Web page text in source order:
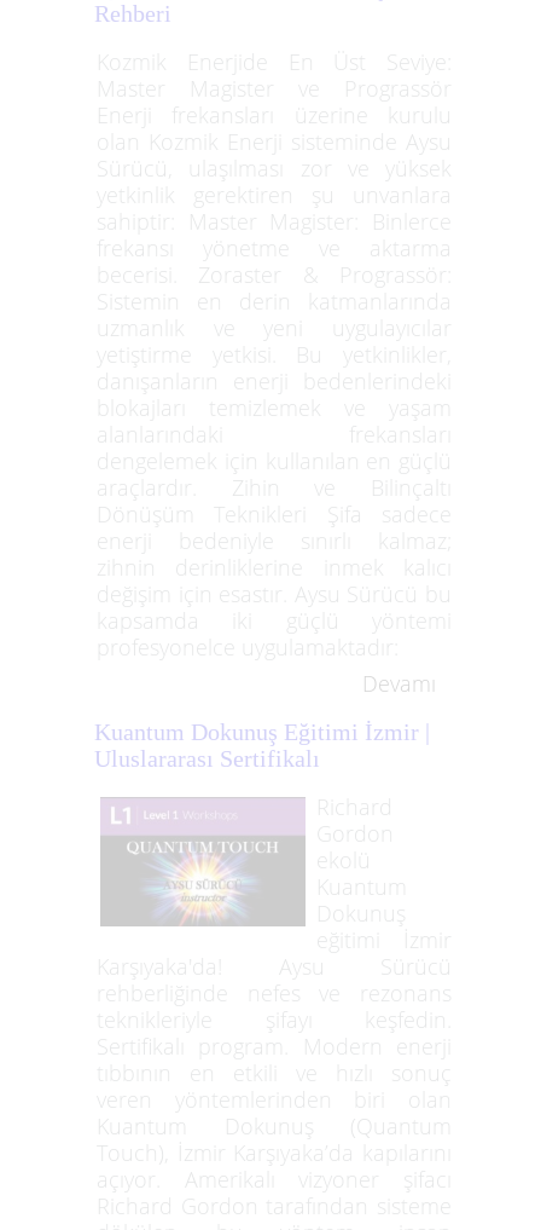
Rehberi
Kozmik Enerjide En Üst Seviye:
Master Magister ve Prograssör
Enerji frekansları üzerine kurulu
olan Kozmik Enerji sisteminde Aysu
Sürücü, ulaşılması zor ve yüksek
yetkinlik gerektiren şu unvanlara
sahiptir: Master Magister: Binlerce
frekansı yönetme ve aktarma
becerisi. Zoraster & Prograssör:
Sistemin en derin katmanlarında
uzmanlık ve yeni uygulayıcılar
yetiştirme yetkisi. Bu yetkinlikler,
danışanların enerji bedenlerindeki
blokajları temizlemek ve yaşam
alanlarındaki frekansları
dengelemek için kullanılan en güçlü
araçlardır. Zihin ve Bilinçaltı
Dönüşüm Teknikleri Şifa sadece
enerji bedeniyle sınırlı kalmaz;
zihnin derinliklerine inmek kalıcı
değişim için esastır. Aysu Sürücü bu
kapsamda iki güçlü yöntemi
profesyonelce uygulamaktadır:
Devamı
Kuantum Dokunuş Eğitimi İzmir |
Uluslararası Sertifikalı
Richard
Gordon
ekolü
Kuantum
Dokunuş
eğitimi İzmir
Karşıyaka'da! Aysu Sürücü
rehberliğinde nefes ve rezonans
teknikleriyle şifayı keşfedin.
Sertifikalı program. Modern enerji
tıbbının en etkili ve hızlı sonuç
veren yöntemlerinden biri olan
Kuantum Dokunuş (Quantum
Touch), İzmir Karşıyaka’da kapılarını
açıyor. Amerikalı vizyoner şifacı
Richard Gordon tarafından sisteme